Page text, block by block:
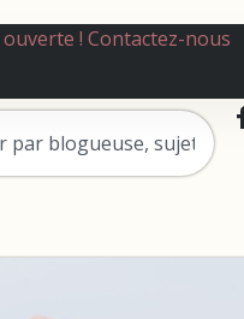
ouverte ! Contactez-nous